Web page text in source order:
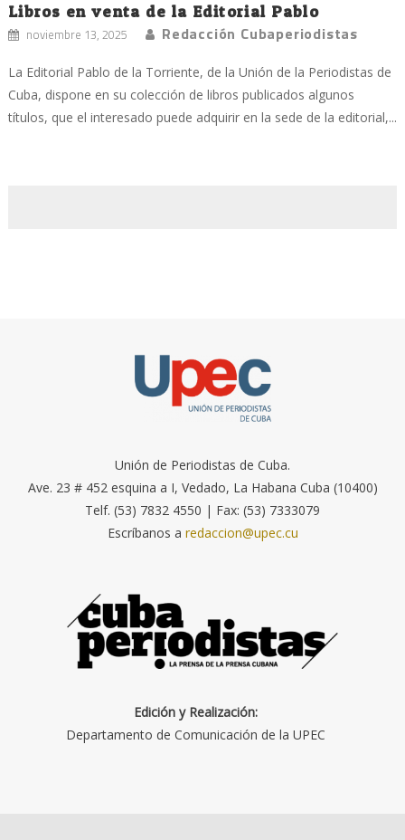
Libros en venta de la Editorial Pablo
noviembre 13, 2025 Redacción Cubaperiodistas
La Editorial Pablo de la Torriente, de la Unión de la Periodistas de
Cuba, dispone en su colección de libros publicados algunos
títulos, que el interesado puede adquirir en la sede de la editorial,...
Unión de Periodistas de Cuba.
Ave. 23 # 452 esquina a I, Vedado, La Habana Cuba (10400)
Telf. (53) 7832 4550 | Fax: (53) 7333079
Escríbanos a redaccion@upec.cu
Edición y Realización:
Departamento de Comunicación de la UPEC